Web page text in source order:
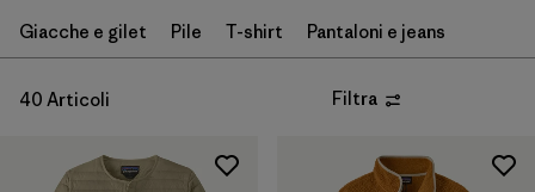
L (38)
Giacche e gilet Pile T-shirt Pantaloni e jeans
40 Articoli Filtra